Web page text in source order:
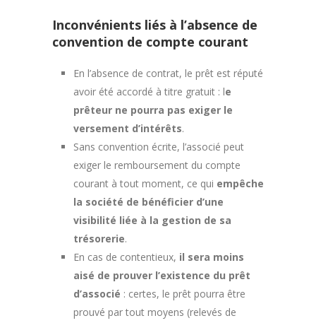
Inconvénients liés à l’absence de
convention de compte courant
En l’absence de contrat, le prêt est réputé
avoir été accordé à titre gratuit : le
prêteur ne pourra pas exiger le
versement d’intérêts.
Sans convention écrite, l’associé peut
exiger le remboursement du compte
courant à tout moment, ce qui empêche
la société de bénéficier d’une
visibilité liée à la gestion de sa
trésorerie.
En cas de contentieux, il sera moins
aisé de prouver l’existence du prêt
d’associé : certes, le prêt pourra être
prouvé par tout moyens (relevés de